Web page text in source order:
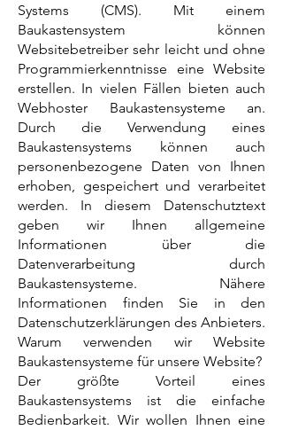
Systems (CMS). Mit einem
Baukastensystem können
Websitebetreiber sehr leicht und ohne
Programmierkenntnisse eine Website
erstellen. In vielen Fällen bieten auch
Webhoster Baukastensysteme an.
Durch die Verwendung eines
Baukastensystems können auch
personenbezogene Daten von Ihnen
erhoben, gespeichert und verarbeitet
werden. In diesem Datenschutztext
geben wir Ihnen allgemeine
Informationen über die
Datenverarbeitung durch
Baukastensysteme. Nähere
Informationen finden Sie in den
Datenschutzerklärungen des Anbieters.
Warum verwenden wir Website
Baukastensysteme für unsere Website?
Der größte Vorteil eines
Baukastensystems ist die einfache
Bedienbarkeit. Wir wollen Ihnen eine